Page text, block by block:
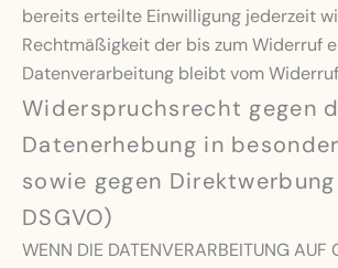
bereits erteilte Einwilligung jederzeit
Rechtmäßigkeit der bis zum Widerruf
Datenverarbeitung bleibt vom
Widerspruchsrecht gegen
Datenerhebung in
sowie gegen Direktwerbung
DSGVO)
WENN DIE DATENVERARBEITUNG AUF